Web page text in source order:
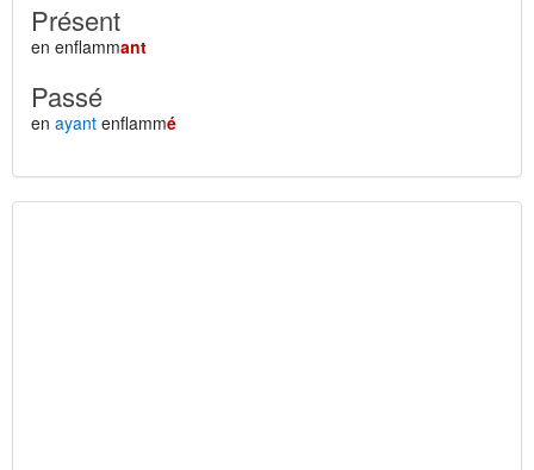
Présent
en enflammant
Passé
en ayant enflammé